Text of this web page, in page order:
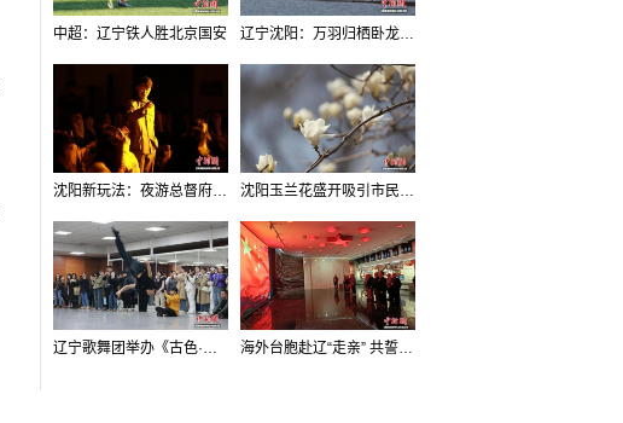
中超：辽宁铁人胜北京国安 辽宁沈阳：万羽归栖卧龙湖看群鸟齐飞
沈阳新玩法：夜游总督府，当一回“赴宴者” 沈阳玉兰花盛开吸引市民打卡
辽宁歌舞团举办《古色·国宝辽宁》排练开放日活动 海外台胞赴辽“走亲” 共誓“和平初心”